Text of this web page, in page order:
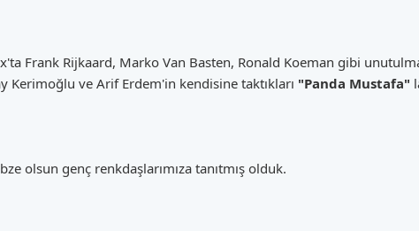
Frank Rijkaard, Marko Van Basten, Ronald Koeman gibi
Kerimoğlu ve Arif Erdem'in kendisine taktıkları "Panda Mustafa"
olsun genç renkdaşlarımıza tanıtmış olduk.